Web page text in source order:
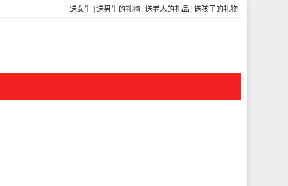
送女生 送男生的礼物 送老人的礼品 送孩子的礼物